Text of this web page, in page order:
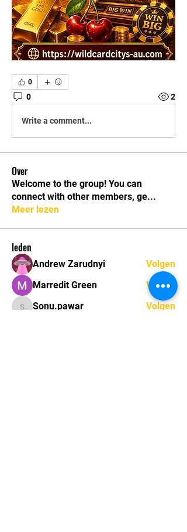
0
0 2
Write a comment...
Over
Welcome to the group! You can
connect with other members, ge...
Meer lezen
leden
Andrew Zarudnyi
Volgen
Marredit Green
Volgen
Sonu.pawar
Sonu.pawar
Volgen